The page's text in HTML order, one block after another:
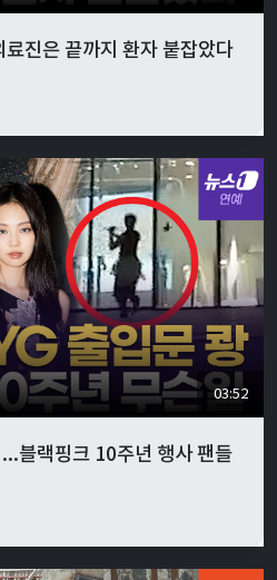
진은 끝까지 환자 붙잡았다
03:52
블랙핑크 10주년 행사 팬들